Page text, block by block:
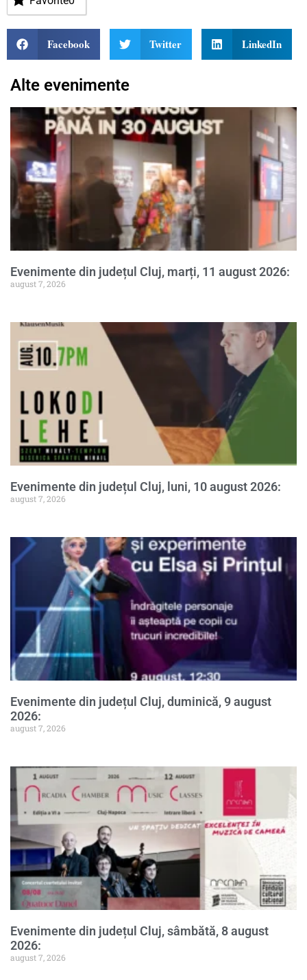
Facebook Twitter LinkedIn
Alte evenimente
Evenimente din județul Cluj, marți, 11 august 2026:
august 7, 2026
Evenimente din județul Cluj, luni, 10 august 2026:
august 7, 2026
Evenimente din județul Cluj, duminică, 9 august
2026:
august 7, 2026
Evenimente din județul Cluj, sâmbătă, 8 august
2026:
august 7, 2026